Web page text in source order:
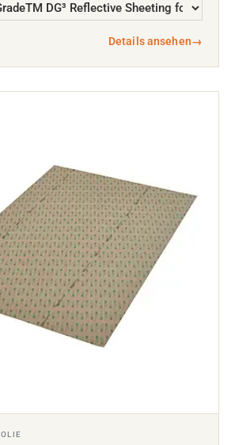
Details ansehen→